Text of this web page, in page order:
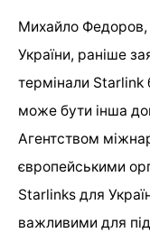
Михайло Федоров,
України, раніше
термінали Starlink
може бути інша
Агентством
європейськими
Starlinks для
важливими для